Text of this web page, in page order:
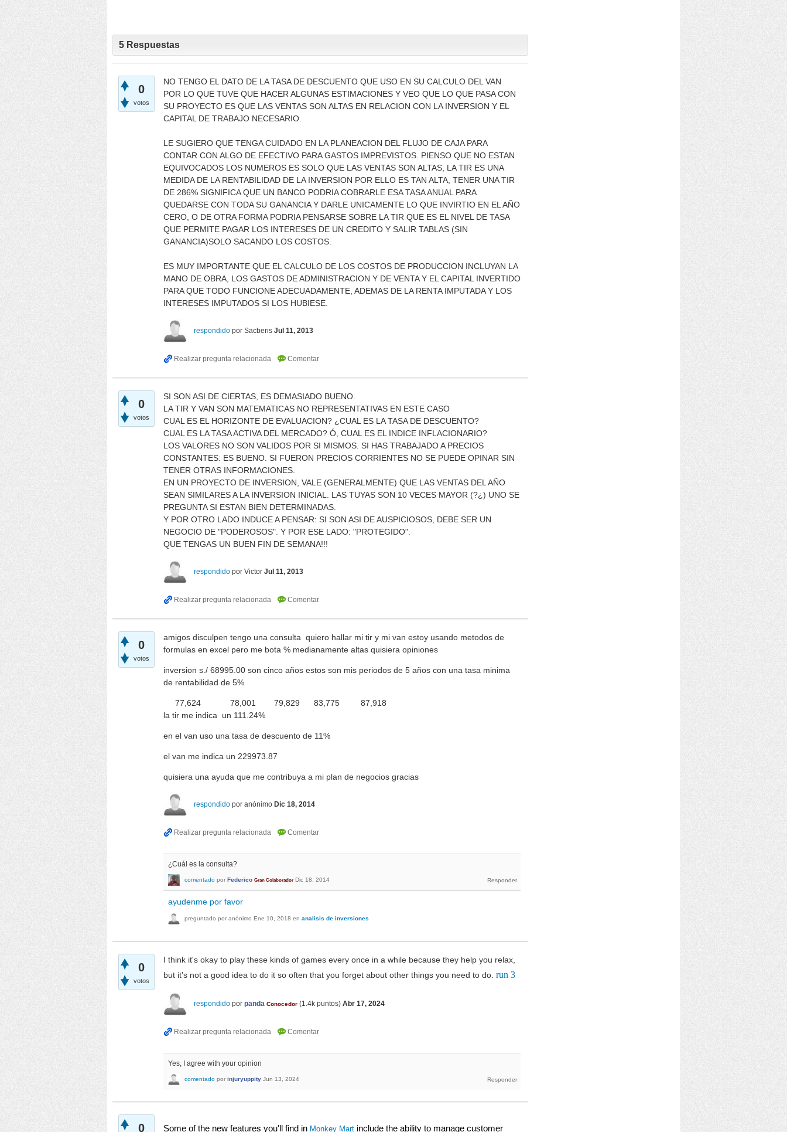
5 Respuestas
0
votos
NO TENGO EL DATO DE LA TASA DE DESCUENTO QUE USO EN SU CALCULO DEL VAN
POR LO QUE TUVE QUE HACER ALGUNAS ESTIMACIONES Y VEO QUE LO QUE PASA CON
SU PROYECTO ES QUE LAS VENTAS SON ALTAS EN RELACION CON LA INVERSION Y EL
CAPITAL DE TRABAJO NECESARIO.
LE SUGIERO QUE TENGA CUIDADO EN LA PLANEACION DEL FLUJO DE CAJA PARA
CONTAR CON ALGO DE EFECTIVO PARA GASTOS IMPREVISTOS. PIENSO QUE NO ESTAN
EQUIVOCADOS LOS NUMEROS ES SOLO QUE LAS VENTAS SON ALTAS, LA TIR ES UNA
MEDIDA DE LA RENTABILIDAD DE LA INVERSION POR ELLO ES TAN ALTA, TENER UNA TIR
DE 286% SIGNIFICA QUE UN BANCO PODRIA COBRARLE ESA TASA ANUAL PARA
QUEDARSE CON TODA SU GANANCIA Y DARLE UNICAMENTE LO QUE INVIRTIO EN EL AÑO
CERO, O DE OTRA FORMA PODRIA PENSARSE SOBRE LA TIR QUE ES EL NIVEL DE TASA
QUE PERMITE PAGAR LOS INTERESES DE UN CREDITO Y SALIR TABLAS (SIN
GANANCIA)SOLO SACANDO LOS COSTOS.
ES MUY IMPORTANTE QUE EL CALCULO DE LOS COSTOS DE PRODUCCION INCLUYAN LA
MANO DE OBRA, LOS GASTOS DE ADMINISTRACION Y DE VENTA Y EL CAPITAL INVERTIDO
PARA QUE TODO FUNCIONE ADECUADAMENTE, ADEMAS DE LA RENTA IMPUTADA Y LOS
INTERESES IMPUTADOS SI LOS HUBIESE.
respondido por Sacberis Jul 11, 2013
0
votos
SI SON ASI DE CIERTAS, ES DEMASIADO BUENO.
LA TIR Y VAN SON MATEMATICAS NO REPRESENTATIVAS EN ESTE CASO
CUAL ES EL HORIZONTE DE EVALUACION? ¿CUAL ES LA TASA DE DESCUENTO?
CUAL ES LA TASA ACTIVA DEL MERCADO? Ó, CUAL ES EL INDICE INFLACIONARIO?
LOS VALORES NO SON VALIDOS POR SI MISMOS. SI HAS TRABAJADO A PRECIOS
CONSTANTES: ES BUENO. SI FUERON PRECIOS CORRIENTES NO SE PUEDE OPINAR SIN
TENER OTRAS INFORMACIONES.
EN UN PROYECTO DE INVERSION, VALE (GENERALMENTE) QUE LAS VENTAS DEL AÑO
SEAN SIMILARES A LA INVERSION INICIAL. LAS TUYAS SON 10 VECES MAYOR (?¿) UNO SE
PREGUNTA SI ESTAN BIEN DETERMINADAS.
Y POR OTRO LADO INDUCE A PENSAR: SI SON ASI DE AUSPICIOSOS, DEBE SER UN
NEGOCIO DE "PODEROSOS". Y POR ESE LADO: "PROTEGIDO".
QUE TENGAS UN BUEN FIN DE SEMANA!!!
respondido por Victor Jul 11, 2013
0
votos
amigos disculpen tengo una consulta quiero hallar mi tir y mi van estoy usando metodos de
formulas en excel pero me bota % medianamente altas quisiera opiniones
inversion s./ 68995.00 son cinco años estos son mis periodos de 5 años con una tasa minima
de rentabilidad de 5%
77,624 78,001 79,829 83,775
87,918
la tir me indica un 111.24%
en el van uso una tasa de descuento de 11%
el van me indica un 229973.87
quisiera una ayuda que me contribuya a mi plan de negocios gracias
respondido por anónimo Dic 18, 2014
¿Cuál es la consulta?
comentado por Federico Gran Colaborador Dic 18, 2014
ayudenme por favor
preguntado por anónimo Ene 10, 2018 en analisis de inversiones
0
votos
I think it's okay to play these kinds of games every once in a while because they help you relax,
but it's not a good idea to do it so often that you forget about other things you need to do. run 3
respondido por panda Conocedor (1.4k puntos) Abr 17, 2024
Yes, I agree with your opinion
comentado por injuryuppity Jun 13, 2024
0 Some of the new features you'll find in Monkey Mart include the ability to manage customer